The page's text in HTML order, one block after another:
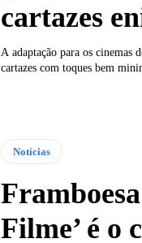
cartazes
A adaptação para os
cartazes com toques bem
Notícias
Filme’ é o